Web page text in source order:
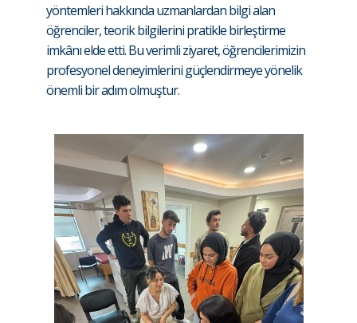
yöntemleri hakkında uzmanlardan bilgi alan
öğrenciler, teorik bilgilerini pratikle birleştirme
imkânı elde etti. Bu verimli ziyaret, öğrencilerimizin
profesyonel deneyimlerini güçlendirmeye yönelik
önemli bir adım olmuştur.